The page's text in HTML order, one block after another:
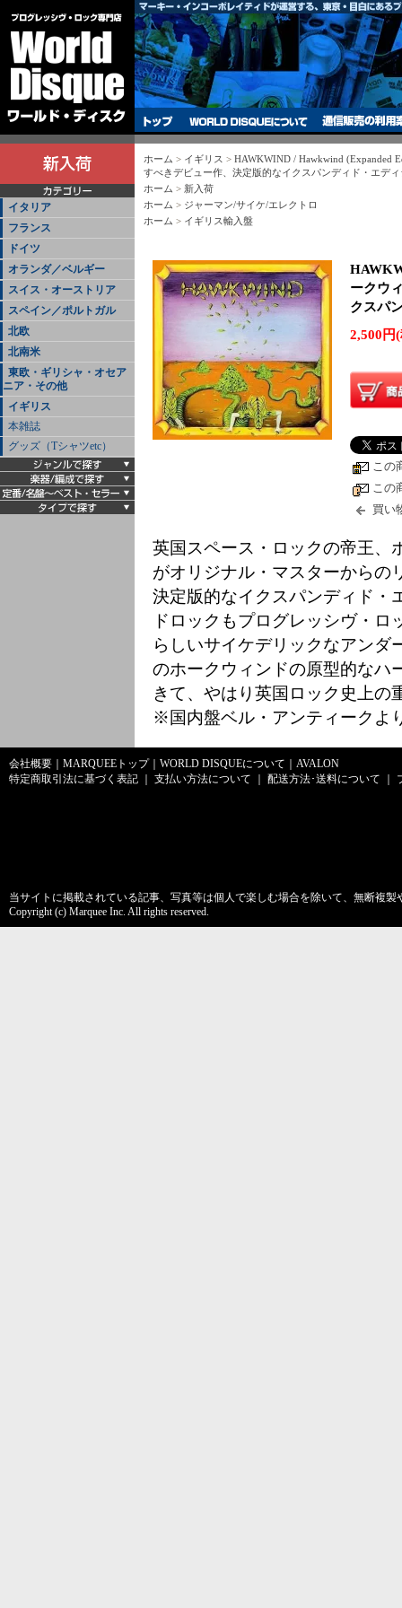
イタリア
フランス
ドイツ
オランダ／ベルギー
スイス・オーストリア
スペイン／ポルトガル
北欧
北南米
東欧・ギリシャ・オセア
ニア・その他
イギリス
本雑誌
グッズ（Tシャツetc）
ホーム > イギリス > HAWKWIND / Hawkwind (Expanded
すべきデビュー作、決定版的なイクスパンディド・エデ
ホーム > 新入荷
ホーム > ジャーマン/サイケ/エレクトロ
ホーム > イギリス輸入盤
ークウ
クスパ
2,500円
この
この
買い
英国スペース・ロックの帝王、
がオリジナル・マスターからの
決定版的なイクスパンディド・
ドロックもプログレッシヴ・
らしいサイケデリックなアンダ
のホークウィンドの原型的なハ
きて、やはり英国ロック史上の
※国内盤ベル・アンティークよ
会社概要 MARQUEEトップ｜ WORLD DISQUEについて
AVALON
特定商取引法に基づく表記
支払い方法について 配送方法･送料について
当サイトに掲載されている記事、写真等は個人で楽しむ場合を除いて、無断複
Copyright (c) Marquee Inc. All rights reserved.